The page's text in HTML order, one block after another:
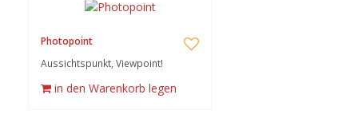
Photopoint
Aussichtspunkt, Viewpoint!
in den Warenkorb legen